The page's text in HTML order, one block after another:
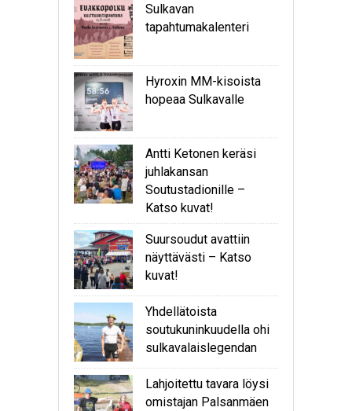
Sulkavan
tapahtumakalenteri
Hyroxin MM-kisoista
hopeaa Sulkavalle
Antti Ketonen keräsi
juhlakansan
Soutustadionille –
Katso kuvat!
Suursoudut avattiin
näyttävästi – Katso
kuvat!
Yhdellätoista
soutukuninkuudella ohi
sulkavalaislegendan
Lahjoitettu tavara löysi
omistajan Palsanmäen